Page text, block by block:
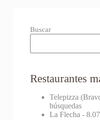
Buscar
Restaurantes
Telepizza
búsquedas
La Flecha -